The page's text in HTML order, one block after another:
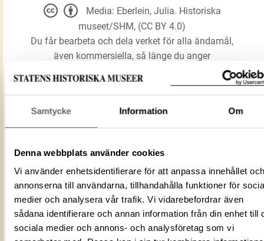
Samtycke Information Om
Denna webbplats använder cookies
Vi använder enhetsidentifierare för att anpassa innehållet och
annonserna till användarna, tillhandahålla funktioner för
medier och analysera vår trafik. Vi vidarebefordrar även
sådana identifierare och annan information från din enhet till
sociala medier och annons- och analysföretag som vi
Föremålsnummer
885137_HST
ID‑nummer
6D34AA78-47C6-4BCC-ABE9-
6AFEE1A43D49
Fotodatum 2014-08-14
Media: Eberlein, Julia. Historiska
museet/SHM, (CC BY 4.0)
Du får bearbeta och dela verket för alla ändamål,
även kommersiella, så länge du anger
LADDA NER MEDIA